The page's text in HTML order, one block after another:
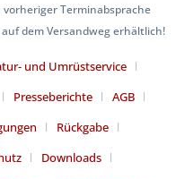
Terminabsprache
dem Versandweg erhältlich!
und Umrüstservice
Presseberichte
AGB
Rückgabe
Downloads